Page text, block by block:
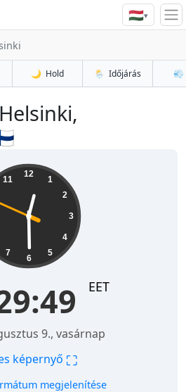
🇭🇺▾
🌙 Hold 🌦️ Időjárás 💨
12
1
2
3
4
5
6
7
11
EET
9., vasárnap
képernyő ⛶
megjelenítése